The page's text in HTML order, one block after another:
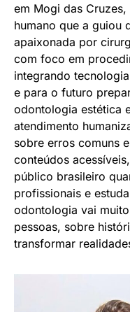
em Mogi das
humano que a guiou
apaixonada por
com foco em
integrando
e para o futuro
odontologia estética
atendimento
sobre erros comuns
conteúdos
público brasileiro
profissionais e
odontologia vai
pessoas, sobre
transformar